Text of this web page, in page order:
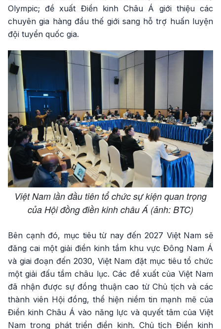
Olympic; đề xuất Điền kinh Châu Á giới thiệu các
chuyên gia hàng đầu thế giới sang hỗ trợ huấn luyện
đội tuyển quốc gia.
Việt Nam lần đầu tiên tổ chức sự kiện quan trọng
của Hội đồng điền kinh châu Á (ảnh: BTC)
Bên cạnh đó, mục tiêu từ nay đến 2027 Việt Nam sẽ
đăng cai một giải điền kinh tầm khu vực Đông Nam Á
và giai đoạn đến 2030, Việt Nam đặt mục tiêu tổ chức
một giải đấu tầm châu lục. Các đề xuất của Việt Nam
đã nhận được sự đồng thuận cao từ Chủ tịch và các
thành viên Hội đồng, thể hiện niềm tin mạnh mẽ của
Điền kinh Châu Á vào năng lực và quyết tâm của Việt
Nam trong phát triển điền kinh. Chủ tịch Điền kinh